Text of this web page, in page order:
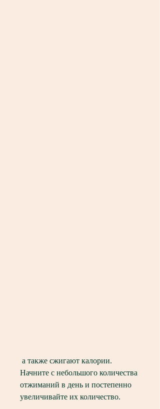
Начните с небольшого количества
отжиманий в день и постепенно
увеличивайте их количество.